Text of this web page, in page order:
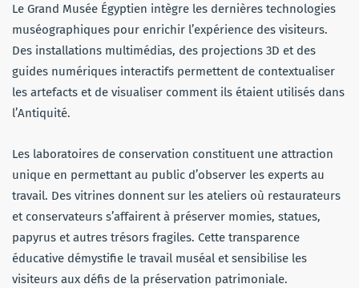
Le Grand Musée Égyptien intègre les dernières technologies
muséographiques pour enrichir l’expérience des visiteurs.
Des installations multimédias, des projections 3D et des
guides numériques interactifs permettent de contextualiser
les artefacts et de visualiser comment ils étaient utilisés dans
l’Antiquité.
Les laboratoires de conservation constituent une attraction
unique en permettant au public d’observer les experts au
travail. Des vitrines donnent sur les ateliers où restaurateurs
et conservateurs s’affairent à préserver momies, statues,
papyrus et autres trésors fragiles. Cette transparence
éducative démystifie le travail muséal et sensibilise les
visiteurs aux défis de la préservation patrimoniale.